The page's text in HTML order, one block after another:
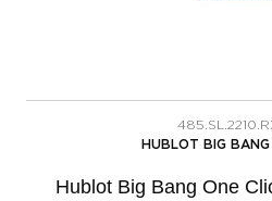
HUBLOT BIG
Hublot Big Bang One